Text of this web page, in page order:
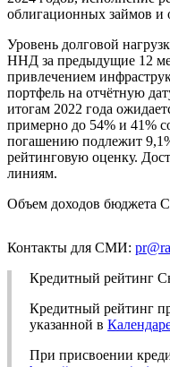
облигационных займов и
Уровень долговой
ННД за предыдущие 12
привлечением
портфель на отчётную
итогам 2022 года
примерно до 54% и 41%
погашению подлежит
рейтинговую оценку.
линиям.
Объем доходов бюджета
Контакты для СМИ:
Кредитный рейтинг
Кредитный рейтинг
указанной в
При присвоении